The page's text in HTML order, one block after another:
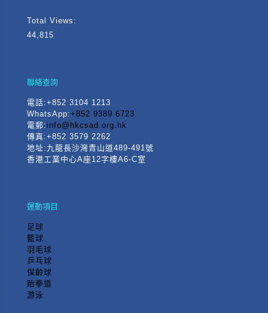
Total Views:
44,815
聯絡查詢
電話:+852 3104 1213
WhatsApp:+852 9389 6723
電郵: info@hkcsad.org.hk
傳真:+852 3579 2262
地址:九龍長沙灣青山道489-491號
香港工業中心A座12字樓A6-C室
運動項目
足球
籃球
羽毛球
乒乓球
保齡球
跆拳道
游泳